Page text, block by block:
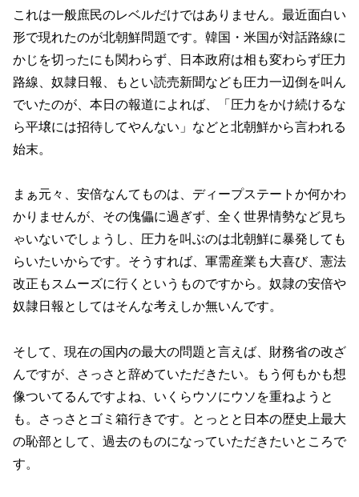
これは一般庶民のレベルだけではありません。最近面白い
形で現れたのが北朝鮮問題です。韓国・米国が対話路線に
かじを切ったにも関わらず、日本政府は相も変わらず圧力
路線、奴隷日報、もとい読売新聞なども圧力一辺倒を叫ん
でいたのが、本日の報道によれば、「圧力をかけ続けるな
ら平壌には招待してやんない」などと北朝鮮から言われる
始末。
まぁ元々、安倍なんてものは、ディープステートか何かわ
かりませんが、その傀儡に過ぎず、全く世界情勢など見ち
ゃいないでしょうし、圧力を叫ぶのは北朝鮮に暴発しても
らいたいからです。そうすれば、軍需産業も大喜び、憲法
改正もスムーズに行くというものですから。奴隷の安倍や
奴隷日報としてはそんな考えしか無いんです。
そして、現在の国内の最大の問題と言えば、財務省の改ざ
んですが、さっさと辞めていただきたい。もう何もかも想
像ついてるんですよね、いくらウソにウソを重ねようと
も。さっさとゴミ箱行きです。とっとと日本の歴史上最大
の恥部として、過去のものになっていただきたいところで
す。